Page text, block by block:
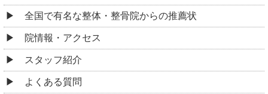
全国で有名な整体・整骨院からの推薦状
院情報・アクセス
スタッフ紹介
よくある質問